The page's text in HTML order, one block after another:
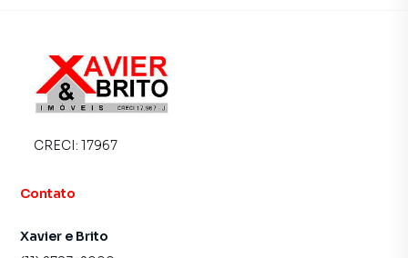
CRECI: 17967
Contato
Xavier e Brito